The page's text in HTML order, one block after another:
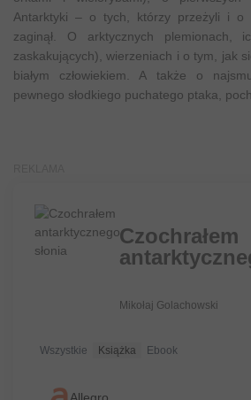
Antarktyki – o tych, którzy przeżyli i o
zaginął. O arktycznych plemionach,
zaskakujących), wierzeniach i o tym, jak
białym człowiekiem. A także o
pewnego słodkiego puchatego ptaka,